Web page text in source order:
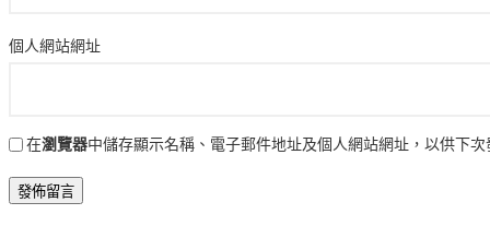
個人網站網址
在瀏覽器中儲存顯示名稱、電子郵件地址及個人網站網址，以供下次